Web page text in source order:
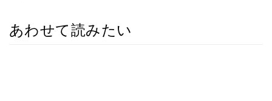
あわせて読みたい